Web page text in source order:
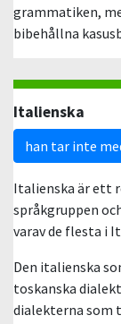
grammatiken,
bibehållna
Italienska
han tar inte
Italienska är ett
språkgruppen
varav de flesta i
Den italienska
toskanska
dialekterna som